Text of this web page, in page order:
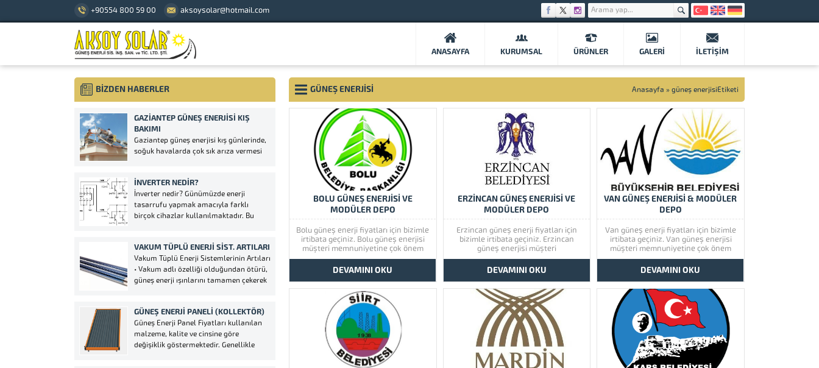
+90554 800 59 00 aksoysolar@hotmail.com
ANASAYFA KURUMSAL ÜRÜNLER GALERI İLETIŞIM
GÜNEŞ ENERJISI Anasayfa » güneş enerjisiEtiketi
BOLU GÜNEŞ ENERJİSİ VE
MODÜLER DEPO
Bolu güneş enerji fiyatları için bizimle
irtibata geçiniz. Bolu güneş enerjisi
müşteri memnuniyetine çok önem
vermektedir. Bolu güneş enerjisinin
kaliteli ürünlerini görmek için lütfen
ürünlerimize bir göz atınız. Türkiye’de
başta güney doğu olmak üzere tüm
illerimizde hizmet vermekteyiz. Tüm
soru,...
DEVAMINI OKU
ERZİNCAN GÜNEŞ ENERJİSİ VE
MODÜLER DEPO
Erzincan güneş enerji fiyatları için
bizimle irtibata geçiniz. Erzincan
güneş enerjisi müşteri
memnuniyetine çok önem
vermektedir. Erzincan güneş
enerjisinin kaliteli ürünlerini görmek
için lütfen ürünlerimize bir göz atınız.
Türkiye’de başta güney doğu olmak
üzere tüm illerimizde hizmet
vermekteyiz. Tüm soru,...
DEVAMINI OKU
VAN GÜNEŞ ENERJİSİ & MODÜLER
DEPO
Van güneş enerji fiyatları için bizimle
irtibata geçiniz. Van güneş enerjisi
müşteri memnuniyetine çok önem
vermektedir. Van güneş enerjisinin
kaliteli ürünlerini görmek için lütfen
ürünlerimize bir göz atınız. Türkiye’de
başta güney doğu olmak üzere tüm
illerimizde hizmet vermekteyiz. Tüm
soru,...
DEVAMINI OKU
BİZDEN HABERLER
GAZIANTEP GÜNEŞ ENERJISI KIŞ
BAKIMI
Gaziantep güneş enerjisi kış günlerinde,
soğuk havalarda çok sık arıza vermesi
enerji adına tüm gerekli belgelere sahip
olmakta birlikte Kosgeb’in katkısıyla
gücüne güç katıyor. Gaziantep’te sizlere
daha iyi hizmet vererek...
İNVERTER NEDIR?
İnverter nedir? Günümüzde enerji
tasarrufu yapmak amacıyla farklı
birçok cihazlar kullanılmaktadır. Bu
ayarlarını düzenleyen cihazlara inverter
adı verilmektedir. Alternatif akımı doğru
akıma, doğru akımı ise alternatif akıma
çeviren aynı zamanda 3 fazlı çalışma...
VAKUM TÜPLÜ ENERJI SIST. ARTILARI
Vakum Tüplü Enerji Sistemlerinin Artıları
• Vakum adlı özelliği olduğundan ötürü,
güneş enerji ışınlarını tamamen çekerek
kullanma olanağınız doğacaktır. • Yine
aynı sebeple, rüzgar, yağmur ve kar, iç
boru...
GÜNEŞ ENERJI PANELI (KOLLEKTÖR)
Güneş Enerji Panel Fiyatları kullanılan
malzeme, kalite ve cinsine göre
değişiklik göstermektedir. Genellikle